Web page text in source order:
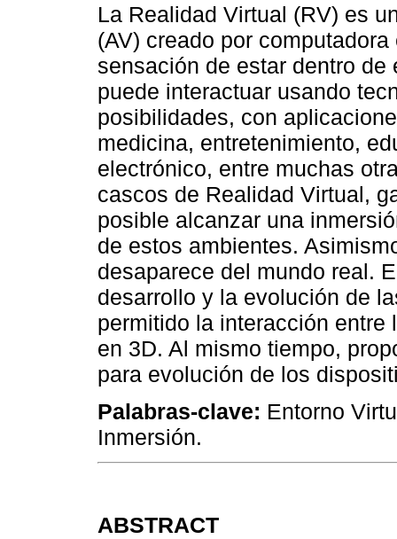
La Realidad Virtual (RV) es
(AV) creado por
sensación de estar dentro
puede interactuar usando
posibilidades, con
medicina, entretenimiento,
electrónico, entre muchas
cascos de Realidad Virtual,
posible alcanzar una
de estos ambientes.
desaparece del mundo real.
desarrollo y la evolución de
permitido la interacción
en 3D. Al mismo tiempo,
para evolución de los
Palabras-clave: Entorno
Inmersión.
ABSTRACT